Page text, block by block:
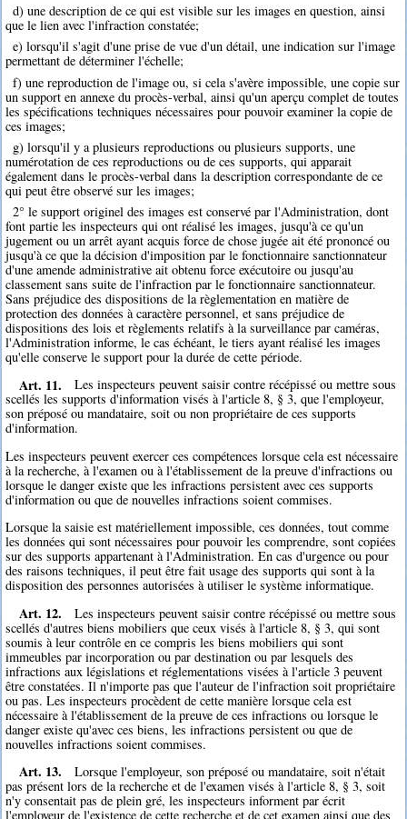
d) une description de ce qui est visible sur les images en question, ainsi
que le lien avec l'infraction constatée;
e) lorsqu'il s'agit d'une prise de vue d'un détail, une indication sur l'image
permettant de déterminer l'échelle;
f) une reproduction de l'image ou, si cela s'avère impossible, une copie sur
un support en annexe du procès-verbal, ainsi qu'un aperçu complet de toutes
les spécifications techniques nécessaires pour pouvoir examiner la copie de
ces images;
g) lorsqu'il y a plusieurs reproductions ou plusieurs supports, une
numérotation de ces reproductions ou de ces supports, qui apparait
également dans le procès-verbal dans la description correspondante de ce
qui peut être observé sur les images;
2° le support originel des images est conservé par l'Administration, dont
font partie les inspecteurs qui ont réalisé les images, jusqu'à ce qu'un
jugement ou un arrêt ayant acquis force de chose jugée ait été prononcé ou
jusqu'à ce que la décision d'imposition par le fonctionnaire sanctionnateur
d'une amende administrative ait obtenu force exécutoire ou jusqu'au
classement sans suite de l'infraction par le fonctionnaire sanctionnateur.
Sans préjudice des dispositions de la règlementation en matière de
protection des données à caractère personnel, et sans préjudice de
dispositions des lois et règlements relatifs à la surveillance par caméras,
l'Administration informe, le cas échéant, le tiers ayant réalisé les images
qu'elle conserve le support pour la durée de cette période.
Art. 11.
Les inspecteurs peuvent saisir contre récépissé ou mettre sous
scellés les supports d'information visés à l'article 8, § 3, que l'employeur,
son préposé ou mandataire, soit ou non propriétaire de ces supports
d'information.
Les inspecteurs peuvent exercer ces compétences lorsque cela est nécessaire
à la recherche, à l'examen ou à l'établissement de la preuve d'infractions ou
lorsque le danger existe que les infractions persistent avec ces supports
d'information ou que de nouvelles infractions soient commises.
Lorsque la saisie est matériellement impossible, ces données, tout comme
les données qui sont nécessaires pour pouvoir les comprendre, sont copiées
sur des supports appartenant à l'Administration. En cas d'urgence ou pour
des raisons techniques, il peut être fait usage des supports qui sont à la
disposition des personnes autorisées à utiliser le système informatique.
Art. 12.
Les inspecteurs peuvent saisir contre récépissé ou mettre sous
scellés d'autres biens mobiliers que ceux visés à l'article 8, § 3, qui sont
soumis à leur contrôle en ce compris les biens mobiliers qui sont
immeubles par incorporation ou par destination ou par lesquels des
infractions aux législations et réglementations visées à l'article 3 peuvent
être constatées. Il n'importe pas que l'auteur de l'infraction soit propriétaire
ou pas. Les inspecteurs procèdent de cette manière lorsque cela est
nécessaire à l'établissement de la preuve de ces infractions ou lorsque le
danger existe qu'avec ces biens, les infractions persistent ou que de
nouvelles infractions soient commises.
Art. 13.
Lorsque l'employeur, son préposé ou mandataire, soit n'était
pas présent lors de la recherche et de l'examen visés à l'article 8, § 3, soit
n'y consentait pas de plein gré, les inspecteurs informent par écrit
l'employeur de l'existence de cette recherche et de cet examen ainsi que des